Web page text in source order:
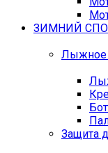
ЗИМНИЙ
Лыжное
Защита